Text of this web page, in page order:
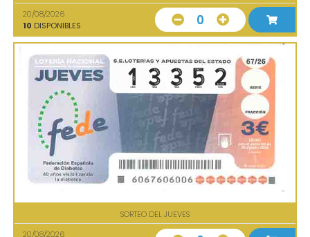
20/08/2026
10 DISPONIBLES 0
SORTEO DEL JUEVES
20/08/2026